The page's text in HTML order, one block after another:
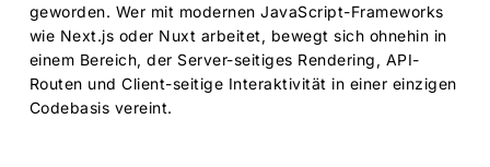
geworden. Wer mit modernen JavaScript-Frameworks
wie Next.js oder Nuxt arbeitet, bewegt sich ohnehin in
einem Bereich, der Server-seitiges Rendering, API-
Routen und Client-seitige Interaktivität in einer einzigen
Codebasis vereint.